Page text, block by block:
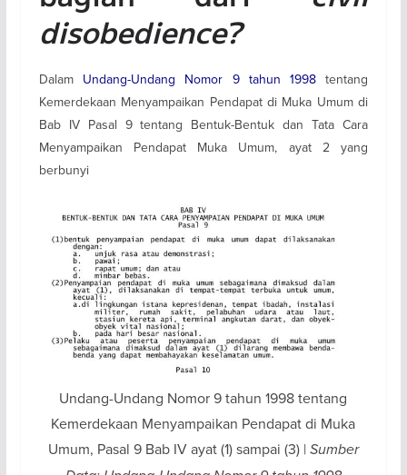
disobedience?
Dalam Undang-Undang Nomor 9 tahun 1998 tentang
Kemerdekaan Menyampaikan Pendapat di Muka Umum di
Bab IV Pasal 9 tentang Bentuk-Bentuk dan Tata Cara
Menyampaikan Pendapat Muka Umum, ayat 2 yang
berbunyi
Undang-Undang Nomor 9 tahun 1998 tentang
Kemerdekaan Menyampaikan Pendapat di Muka
Umum, Pasal 9 Bab IV ayat (1) sampai (3) | Sumber